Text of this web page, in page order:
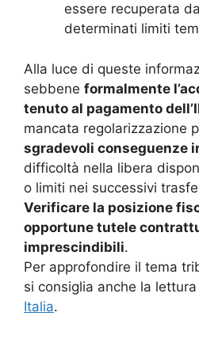
essere recuperata
determinati limiti
Alla luce di queste
sebbene formalmente
tenuto al pagamento
mancata regolarizzazione
sgradevoli conseguenze
difficoltà nella libera
o limiti nei successivi
Verificare la posizione
opportune tutele
imprescindibili.
Per approfondire il tema
si consiglia anche la
Italia.